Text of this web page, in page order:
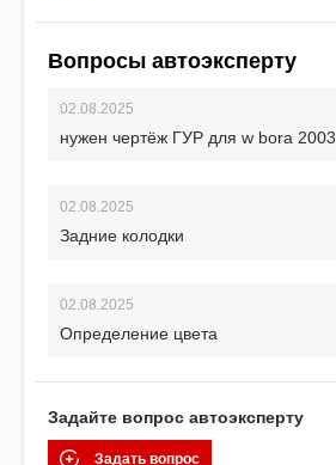
Вопросы автоэксперту
02.08.2025
нужен чертёж ГУР для w bora 2003
02.08.2025
Задние колодки
02.08.2025
Определение цвета
Задайте вопрос автоэксперту
Задать вопрос